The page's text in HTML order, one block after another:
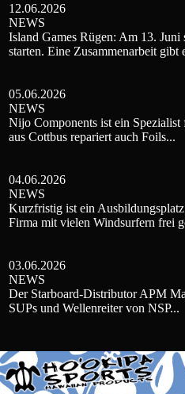
12.06.2026
NEWS
Island Games Rügen: Am 13.
starten. Eine Zusammenarbeit gibt
05.06.2026
NEWS
Nijo Components ist ein
aus Cottbus repariert auch Foils...
04.06.2026
NEWS
Kurzfristig ist ein
Firma mit vielen Windsurfern frei
03.06.2026
NEWS
Der Starboard-Distributor APM
SUPs und Wellenreiter von NSP...